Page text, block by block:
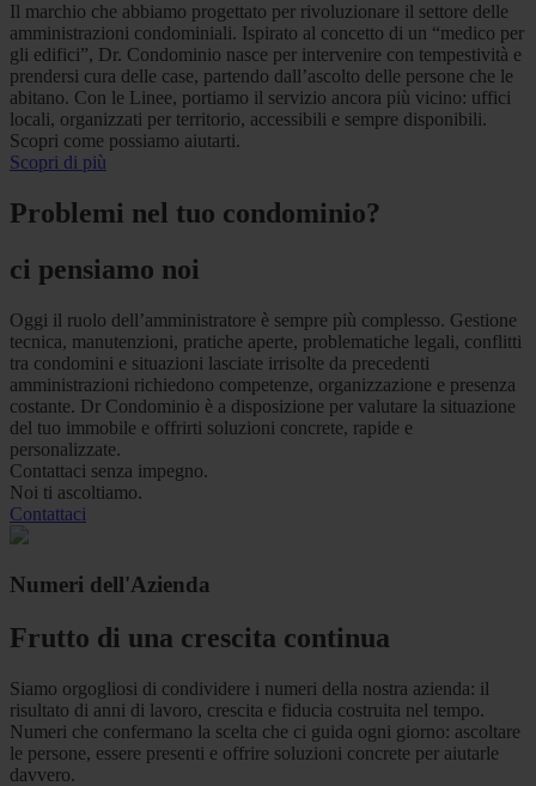
Il marchio che abbiamo progettato per rivoluzionare il settore delle
amministrazioni condominiali. Ispirato al concetto di un “medico per
gli edifici”, Dr. Condominio nasce per intervenire con tempestività e
prendersi cura delle case, partendo dall’ascolto delle persone che le
abitano. Con le Linee, portiamo il servizio ancora più vicino: uffici
locali, organizzati per territorio, accessibili e sempre disponibili.
Scopri come possiamo aiutarti.
Scopri di più
Problemi nel tuo condominio?
ci pensiamo noi
Oggi il ruolo dell’amministratore è sempre più complesso. Gestione
tecnica, manutenzioni, pratiche aperte, problematiche legali, conflitti
tra condomini e situazioni lasciate irrisolte da precedenti
amministrazioni richiedono competenze, organizzazione e presenza
costante. Dr Condominio è a disposizione per valutare la situazione
del tuo immobile e offrirti soluzioni concrete, rapide e
personalizzate.
Contattaci senza impegno.
Noi ti ascoltiamo.
Contattaci
Numeri dell'Azienda
Frutto di una crescita continua
Siamo orgogliosi di condividere i numeri della nostra azienda: il
risultato di anni di lavoro, crescita e fiducia costruita nel tempo.
Numeri che confermano la scelta che ci guida ogni giorno: ascoltare
le persone, essere presenti e offrire soluzioni concrete per aiutarle
davvero.